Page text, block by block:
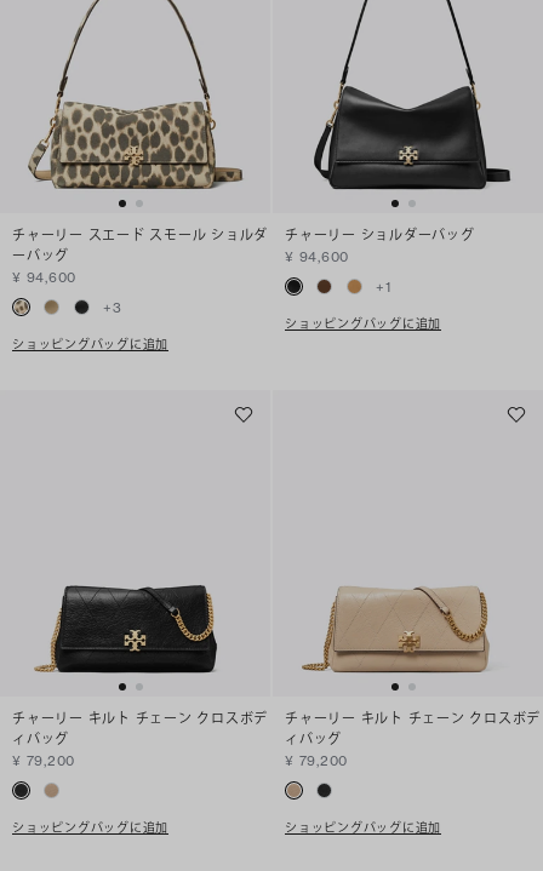
チャーリー スエード スモール ショルダ
ーバッグ
¥ 94,600
+3
ショッピングバッグに追加
チャーリー ショルダーバッグ
¥ 94,600
+1
ショッピングバッグに追加
チャーリー キルト チェーン クロスボデ
ィバッグ
¥ 79,200
ショッピングバッグに追加
チャーリー キルト チェーン クロスボデ
ィバッグ
¥ 79,200
ショッピングバッグに追加